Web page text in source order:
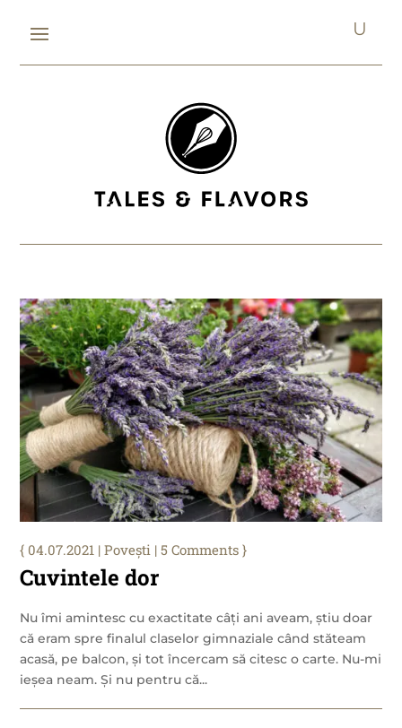
Cuvintele dor
04.07.2021 |Povești | 5 Comments
Nu îmi amintesc cu exactitate câți ani aveam, știu doar
că eram spre finalul claselor gimnaziale când stăteam
acasă, pe balcon, și tot încercam să citesc o carte. Nu-mi
ieșea neam. Și nu pentru că...